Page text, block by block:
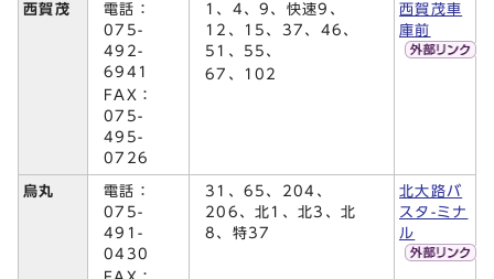
西賀茂
電話：
075-
492-
6941
FAX：
075-
495-
0726
1、4、9、快速9、
12、15、37、46、
51、55、
67、102
西賀茂車
庫前
烏丸
電話：
075-
491-
0430
31、65、204、
206、北1、北3、北
8、特37
北大路バ
スタ-ミナ
ル